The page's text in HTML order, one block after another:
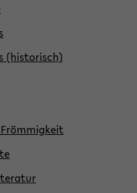
(historisch)